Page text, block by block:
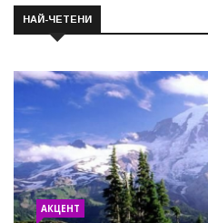
НАЙ-ЧЕТЕНИ
АКЦЕНТ